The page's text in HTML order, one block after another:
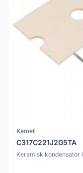
Kemet
C317C221J2G5TA
Keramisk kondensator